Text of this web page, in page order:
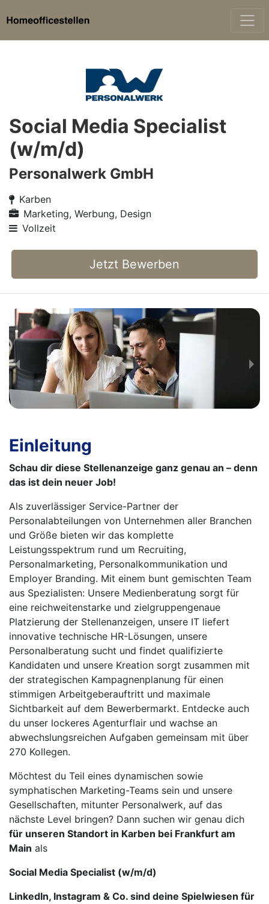
Social Media Specialist
(w/m/d)
Personalwerk GmbH
Karben
Marketing, Werbung, Design
Vollzeit
Jetzt Bewerben
Einleitung
Schau dir diese Stellenanzeige ganz genau an – denn
das ist dein neuer Job!
Als zuverlässiger Service-Partner der
Personalabteilungen von Unternehmen aller Branchen
und Größe bieten wir das komplette
Leistungsspektrum rund um Recruiting,
Personalmarketing, Personalkommunikation und
Employer Branding. Mit einem bunt gemischten Team
aus Spezialisten: Unsere Medienberatung sorgt für
eine reichweitenstarke und zielgruppengenaue
Platzierung der Stellenanzeigen, unsere IT liefert
innovative technische HR-Lösungen, unsere
Personalberatung sucht und findet qualifizierte
Kandidaten und unsere Kreation sorgt zusammen mit
der strategischen Kampagnenplanung für einen
stimmigen Arbeitgeberauftritt und maximale
Sichtbarkeit auf dem Bewerbermarkt. Entdecke auch
du unser lockeres Agenturflair und wachse an
abwechslungsreichen Aufgaben gemeinsam mit über
270 Kollegen.
Möchtest du Teil eines dynamischen sowie
symphatischen Marketing-Teams sein und unsere
Gesellschaften, mitunter Personalwerk, auf das
nächste Level bringen? Dann suchen wir genau dich
für unseren Standort in Karben bei Frankfurt am
Main als
Social Media Specialist (w/m/d)
LinkedIn, Instagram & Co. sind deine Spielwiesen für